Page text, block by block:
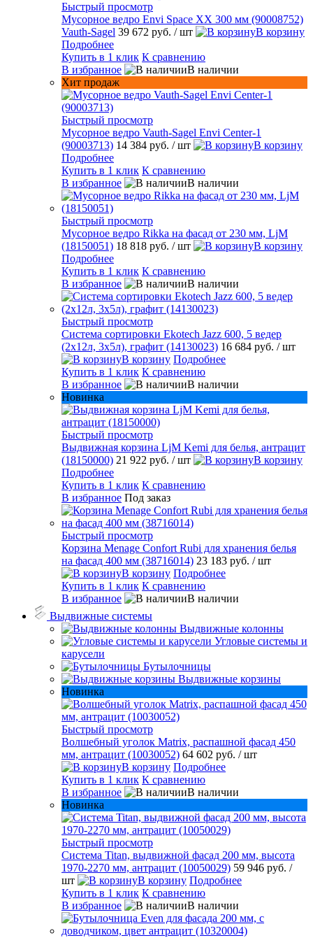
Быстрый просмотр
Мусорное ведро Envi Space XX 300 мм (90008752)
Vauth-Sagel 39 672 руб. / шт
В корзину
Подробнее
Купить в 1 клик К сравнению
В избранное
В наличии
Хит продаж
Быстрый просмотр
Мусорное ведро Vauth-Sagel Envi Center-1
(90003713) 14 384 руб. / шт
В корзину
Подробнее
Купить в 1 клик К сравнению
В избранное
В наличии
Быстрый просмотр
Мусорное ведро Rikka на фасад от 230 мм, LjM
(18150051) 18 818 руб. / шт
В корзину
Подробнее
Купить в 1 клик К сравнению
В избранное
В наличии
Быстрый просмотр
Система сортировки Ekotech Jazz 600, 5 ведер
(2х12л, 3х5л), графит (14130023) 16 684 руб. / шт
В корзину Подробнее
Купить в 1 клик К сравнению
В избранное
В наличии
Новинка
Быстрый просмотр
Выдвижная корзина LjM Kemi для белья, антрацит
(18150000) 21 922 руб. / шт
В корзину
Подробнее
Купить в 1 клик К сравнению
В избранное Под заказ
Быстрый просмотр
Корзина Menage Confort Rubi для хранения белья
на фасад 400 мм (38716014) 23 183 руб. / шт
В корзину Подробнее
Купить в 1 клик К сравнению
В избранное
В наличии
Выдвижные системы
Выдвижные колонны
Угловые системы и
карусели
Бутылочницы
Выдвижные корзины
Новинка
Быстрый просмотр
Волшебный уголок Matrix, распашной фасад 450
мм, антрацит (10030052) 64 602 руб. / шт
В корзину Подробнее
Купить в 1 клик К сравнению
В избранное
В наличии
Новинка
Быстрый просмотр
Система Titan, выдвижной фасад 200 мм, высота
1970-2270 мм, антрацит (10050029) 59 946 руб. /
шт
В корзину Подробнее
Купить в 1 клик К сравнению
В избранное
В наличии